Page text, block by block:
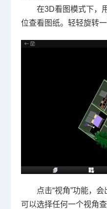
在3D看图模式下，
位查看图纸。轻轻旋转
点击“视角”功能，
可以选择任何一个视角